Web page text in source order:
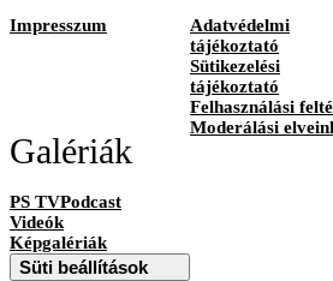
Impresszum
Adatvédelmi
tájékoztató
Sütikezelési
tájékoztató
Felhasználási
Moderálási
Galériák
PS TVPodcast
Videók
Képgalériák
Süti beállítások